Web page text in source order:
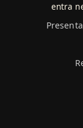
entra